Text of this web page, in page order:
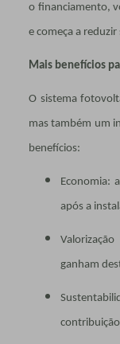
o financiamento,
e começa a reduzir
Mais benefícios
O sistema
mas também um
benefícios:
Economia:
após a
ganham